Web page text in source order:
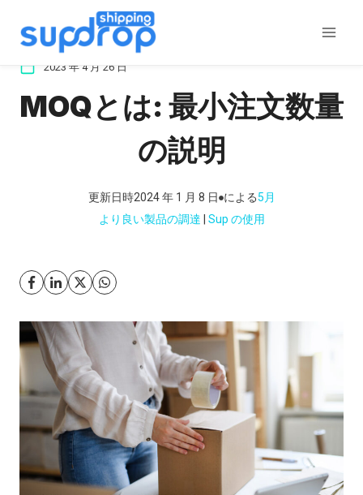
2023 年 4 月 26 日
MOQとは: 最小注文数量
の説明
更新日時2024 年 1 月 8 日 による5月
より良い製品の調達
Sup の使用